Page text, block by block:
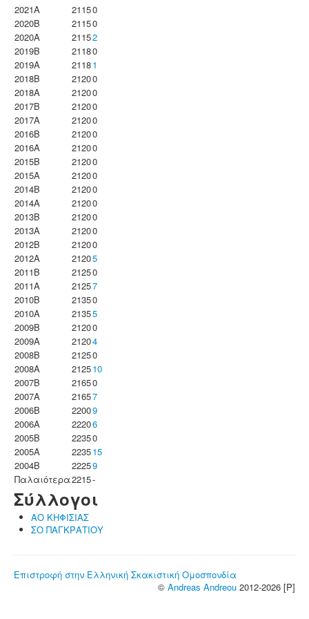
2021A
21150
2020B
21150
2020A
21152
2019B
21180
2019A
21181
2018B
21200
2018A
21200
2017B
21200
2017A
21200
2016B
21200
2016A
21200
2015B
21200
2015A
21200
2014B
21200
2014A
21200
2013B
21200
2013A
21200
2012B
21200
2012A
21205
2011B
21250
2011A
21257
2010B
21350
2010A
21355
2009B
21200
2009A
21204
2008B
21250
2008A
212510
2007B
21650
2007A
21657
2006B
22009
2006A
22206
2005B
22350
2005A
223515
2004B
22259
Παλαιότερα2215-
Σύλλογοι
ΑΟ ΚΗΦΙΣΙΑΣ
ΣΟ ΠΑΓΚΡΑΤΙΟΥ
Επιστροφή στην Ελληνική Σκακιστική Ομοσπονδία
© Andreas Andreou 2012-2026 [P]